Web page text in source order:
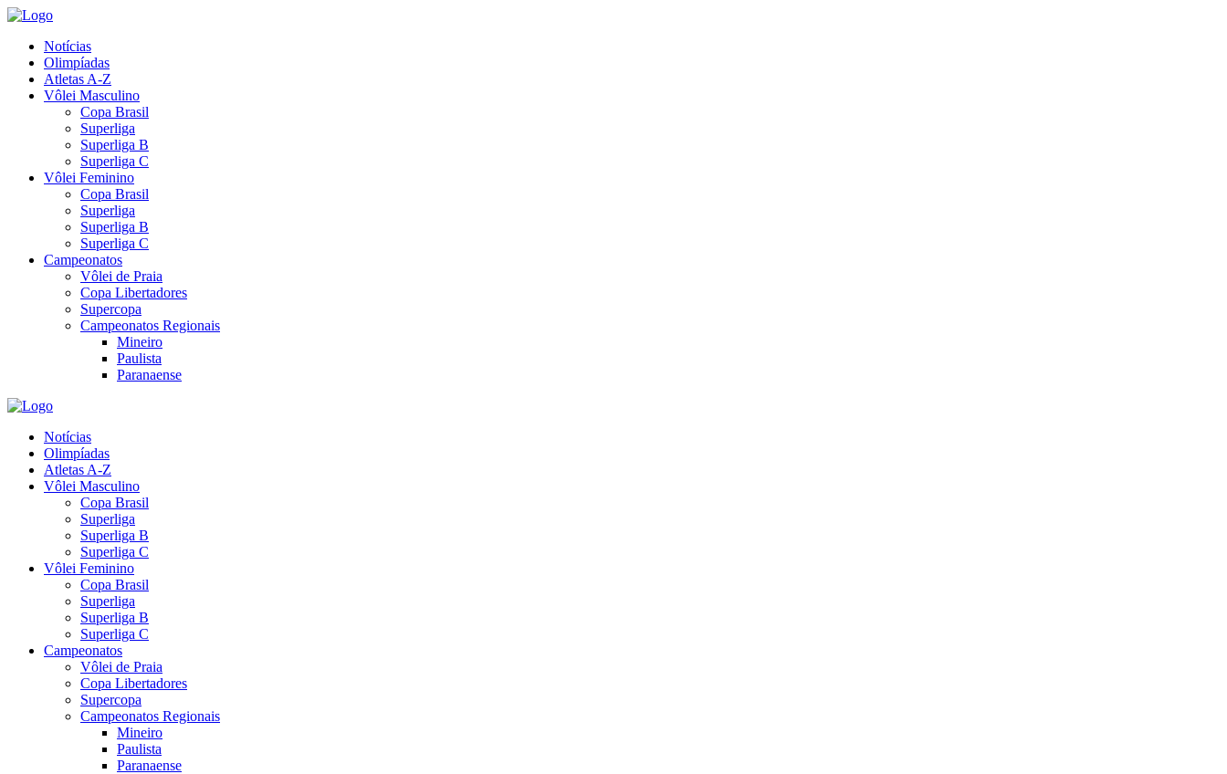
Notícias
Olimpíadas
Atletas A-Z
Vôlei Masculino
Copa Brasil
Superliga
Superliga B
Superliga C
Vôlei Feminino
Copa Brasil
Superliga
Superliga B
Superliga C
Campeonatos
Vôlei de Praia
Copa Libertadores
Supercopa
Campeonatos Regionais
Mineiro
Paulista
Paranaense
Notícias
Olimpíadas
Atletas A-Z
Vôlei Masculino
Copa Brasil
Superliga
Superliga B
Superliga C
Vôlei Feminino
Copa Brasil
Superliga
Superliga B
Superliga C
Campeonatos
Vôlei de Praia
Copa Libertadores
Supercopa
Campeonatos Regionais
Mineiro
Paulista
Paranaense